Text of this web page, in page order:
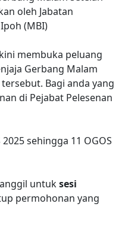
oleh Jabatan
(MBI)
membuka peluang
Gerbang Malam
Bagi anda yang
di Pejabat Pelesenan
sehingga 11 OGOS
untuksesi
permohonan yang